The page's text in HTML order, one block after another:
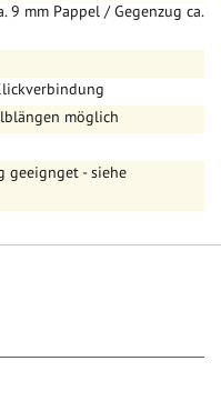
9 mm Pappel / Gegenzug ca.
möglich
geeignget - siehe